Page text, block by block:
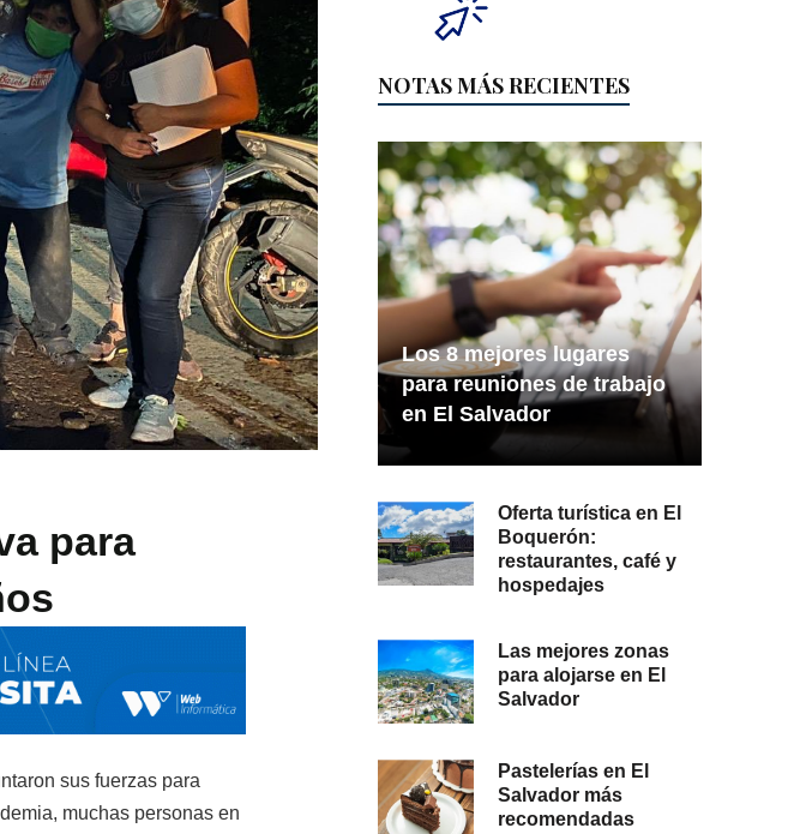
para
sus fuerzas para
muchas personas en
NOTAS MÁS RECIENTES
Los 8 mejores lugares
para reuniones de trabajo
en El Salvador
Oferta turística en El
Boquerón:
restaurantes, café y
hospedajes
Las mejores zonas
para alojarse en El
Salvador
Pastelerías en El
Salvador más
recomendadas